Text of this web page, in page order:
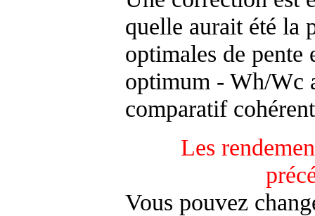
quelle aurait été la
optimales de
optimum - Wh/Wc
comparatif
Les
Vous pouvez